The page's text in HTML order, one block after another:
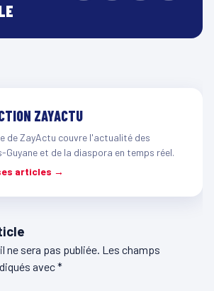
ZAYACTU
de ZayActu couvre l'actualité des
Guyane et de la diaspora en temps réel.
articles →
ne sera pas publiée. Les champs
avec*